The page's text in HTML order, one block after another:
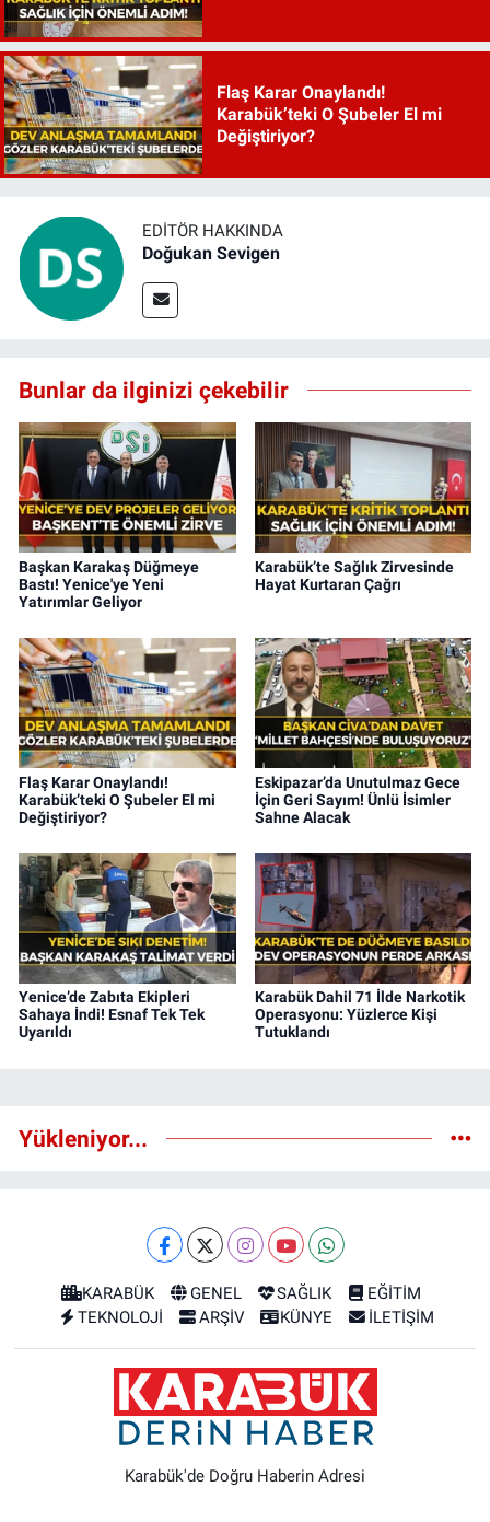
Flaş Karar Onaylandı!
Karabük’teki O Şubeler El mi
Değiştiriyor?
EDITÖR HAKKINDA
Doğukan Sevigen
Bunlar da ilginizi çekebilir
Başkan Karakaş Düğmeye
Bastı! Yenice'ye Yeni
Yatırımlar Geliyor
Karabük’te Sağlık Zirvesinde
Hayat Kurtaran Çağrı
Flaş Karar Onaylandı!
Karabük’teki O Şubeler El mi
Değiştiriyor?
Eskipazar’da Unutulmaz Gece
İçin Geri Sayım! Ünlü İsimler
Sahne Alacak
Yenice’de Zabıta Ekipleri
Sahaya İndi! Esnaf Tek Tek
Uyarıldı
Karabük Dahil 71 İlde Narkotik
Operasyonu: Yüzlerce Kişi
Tutuklandı
Yükleniyor...
KARABÜK GENEL SAĞLIK
EĞİTİM
TEKNOLOJİ
ARŞİV KÜNYE İLETİŞİM
Karabük'de Doğru Haberin Adresi